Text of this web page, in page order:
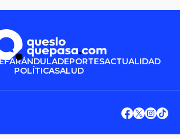
FARÁNDULADEPORTESACTUALIDAD
POLÍTICASALUD